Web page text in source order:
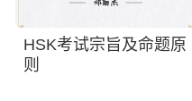
HSK考试宗旨及命题原
则